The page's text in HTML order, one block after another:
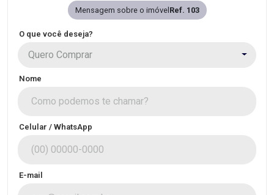
Mensagem sobre o imóvelRef. 103
O que você deseja?
Quero Comprar
Nome
Celular / WhatsApp
E-mail